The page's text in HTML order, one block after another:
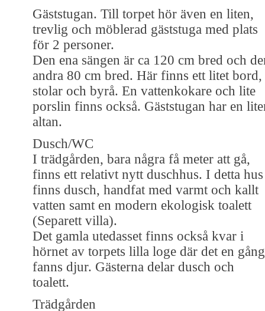
Gäststugan. Till torpet hör även en liten,
trevlig och möblerad gäststuga med plats
för 2 personer.
Den ena sängen är ca 120 cm bred och
andra 80 cm bred. Här finns ett litet bord,
stolar och byrå. En vattenkokare och lite
porslin finns också. Gäststugan har en
altan.
Dusch/WC
I trädgården, bara några få meter att gå,
finns ett relativt nytt duschhus. I detta hus
finns dusch, handfat med varmt och kallt
vatten samt en modern ekologisk toalett
(Separett villa).
Det gamla utedasset finns också kvar i
hörnet av torpets lilla loge där det en gång
fanns djur. Gästerna delar dusch och
toalett.
Trädgården